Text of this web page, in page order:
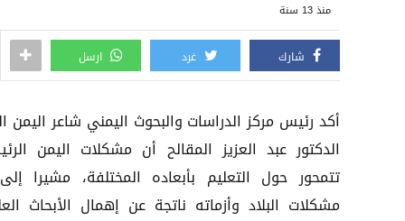
منذ 13 سنة
شارك غرد ارسل
أكد رئيس مركز الدراسات والبحوث اليمني شاعر اليمن
الدكتور عبد العزيز المقالح أن مشكلات اليمن
تتمحور حول التعليم بأبعاده المختلفة، مشيرا
مشكلات البلاد وأزماته ناتجة عن إهمال الأبحاث